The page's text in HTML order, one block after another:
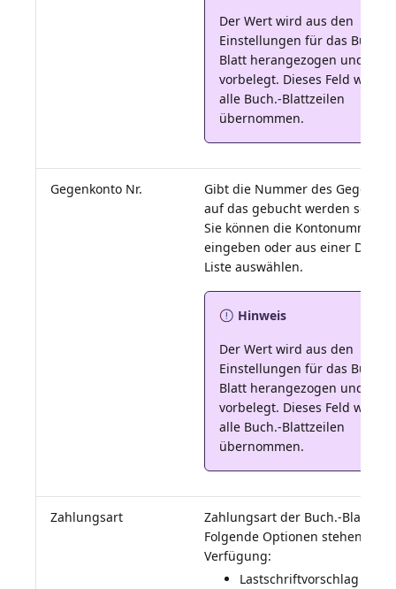
Der Wert wird aus den
Einstellungen für das Buch.-
Blatt herangezogen und
vorbelegt. Dieses Feld wird in
alle Buch.-Blattzeilen
übernommen.
Gegenkonto Nr.
Gibt die Nummer des
auf das gebucht werden soll.
Sie können die Kontonummer
eingeben oder aus einer Drop
Hinweis
Der Wert wird aus den
Einstellungen für das Buch.-
Blatt herangezogen und
vorbelegt. Dieses Feld wird in
alle Buch.-Blattzeilen
übernommen.
Zahlungsart
Zahlungsart der Buch.-
Folgende Optionen stehen zur
Lastschriftvorschlag (nur